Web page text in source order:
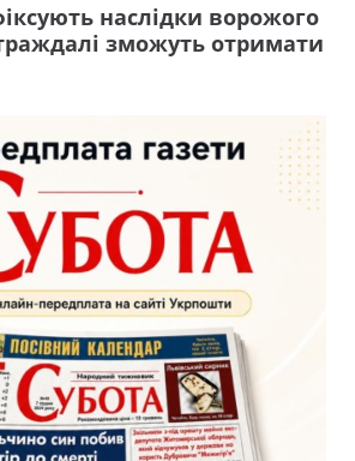
наслідки ворожого
зможуть отримати